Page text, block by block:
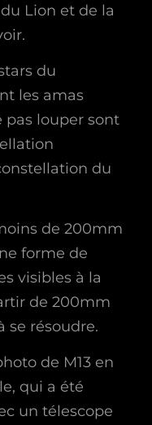
Lion et de la
du
les amas
pas louper sont
du
de 200mm
forme de
visibles à la
de 200mm
se résoudre.
de M13 en
qui a été
un télescope